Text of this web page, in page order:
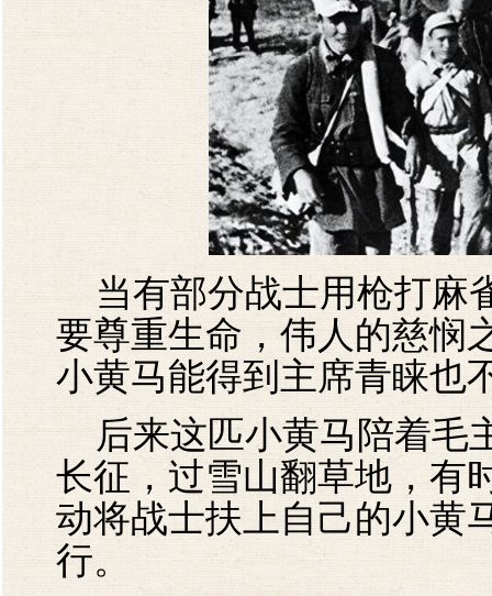
当有部分战士用枪打麻
要尊重生命，伟人的慈悯
小黄马能得到主席青睐也
后来这匹小黄马陪着毛
长征，过雪山翻草地，有
动将战士扶上自己的小黄
行。